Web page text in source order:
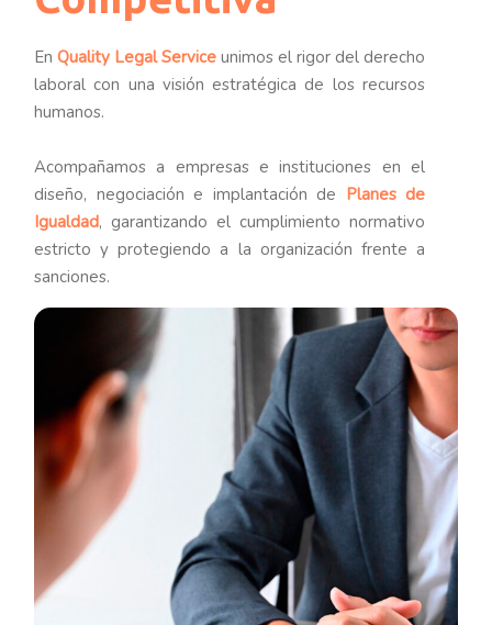
En Quality Legal Service unimos el rigor del derecho
laboral con una visión estratégica de los recursos
humanos.
Acompañamos a empresas e instituciones en el
diseño, negociación e implantación de Planes de
Igualdad, garantizando el cumplimiento normativo
estricto y protegiendo a la organización frente a
sanciones.